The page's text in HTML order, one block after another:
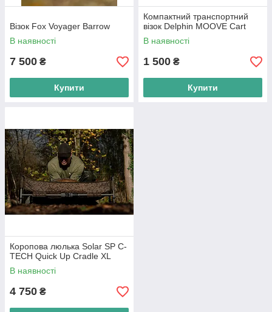
Візок Fox Voyager Barrow
В наявності
7 500 ₴
Купити
Компактний транспортний
візок Delphin MOOVE Cart
В наявності
1 500 ₴
Купити
Коропова люлька Solar SP C-
TECH Quick Up Cradle XL
В наявності
4 750 ₴